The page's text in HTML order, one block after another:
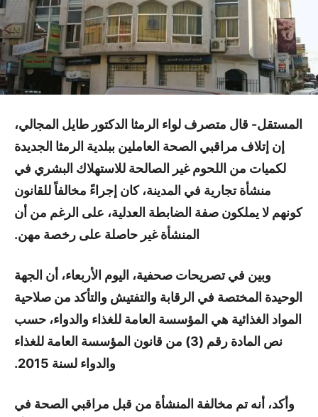
المستقل- قال متصرف لواء الرمثا الدكتور طايل المجالي،
إن إتلاف مراقبي الصحة العاملين ببلدية الرمثا الجديدة
لكميات من اللحوم غير الصالحة للاستهلاك البشري في
منشأة تجارية في المدينة، كان إجراءً مخالفاً للقانون
كونهم لا يملكون صفة الضابطة العدلية، على الرغم من أن
المنشأة غير حاصلة على رخصة مهن.
وبين في تصريحات صحفية، اليوم الأربعاء، أن الجهة
الوحيدة المختصة في الرقابة والتفتيش والتأكد من صلاحية
المواد الغذائية هي المؤسسة العامة للغذاء والدواء، حسب
نص المادة رقم (3) من قانون المؤسسة العامة للغذاء
والدواء لسنة 2015.
وأكد، أنه تم مخالفة المنشأة من قبل مراقبي الصحة في